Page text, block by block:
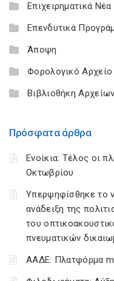
Επιχειρηματικά Νέα
Επενδυτικά
Άποψη
Φορολογικό Αρχείο
Βιβλιοθήκη Αρχείων
Πρόσφατα άρθρα
Ενοίκια: Τέλος οι
Οκτωβρίου
Υπερψηφίσθηκε το
ανάδειξη της
του
πνευματικών
ΑΑΔΕ: Πλατφόρμα